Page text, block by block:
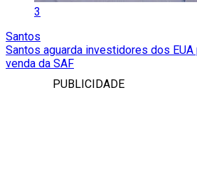
3
Santos
Santos aguarda investidores dos EUA
venda da SAF
PUBLICIDADE